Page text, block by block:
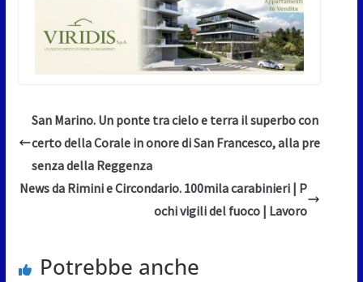
San Marino. Un ponte tra cielo e terra il superbo con
certo della Corale in onore di San Francesco, alla pre
senza della Reggenza
News da Rimini e Circondario. 100mila carabinieri | P
ochi vigili del fuoco | Lavoro
Potrebbe anche